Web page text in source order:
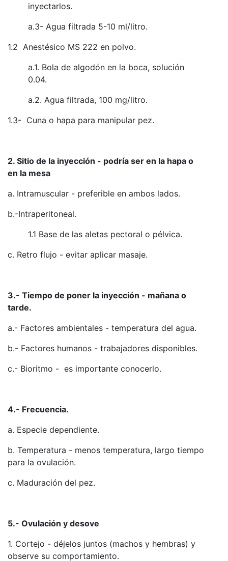
inyectarlos.
a.3- Agua filtrada 5-10 ml/litro.
1.2 Anestésico MS 222 en polvo.
a.1. Bola de algodón en la boca, solución
0.04.
a.2. Agua filtrada, 100 mg/litro.
1.3- Cuna o hapa para manipular pez.
2. Sitio de la inyección - podría ser en la hapa o
en la mesa
a. Intramuscular - preferible en ambos lados.
b.-Intraperitoneal.
1.1 Base de las aletas pectoral o pélvica.
c. Retro flujo - evitar aplicar masaje.
3.- Tiempo de poner la inyección - mañana o
tarde.
a.- Factores ambientales - temperatura del agua.
b.- Factores humanos - trabajadores disponibles.
c.- Bioritmo - es importante conocerlo.
4.- Frecuencia.
a. Especie dependiente.
b. Temperatura - menos temperatura, largo tiempo
para la ovulación.
c. Maduración del pez.
5.- Ovulación y desove
1. Cortejo - déjelos juntos (machos y hembras) y
observe su comportamiento.